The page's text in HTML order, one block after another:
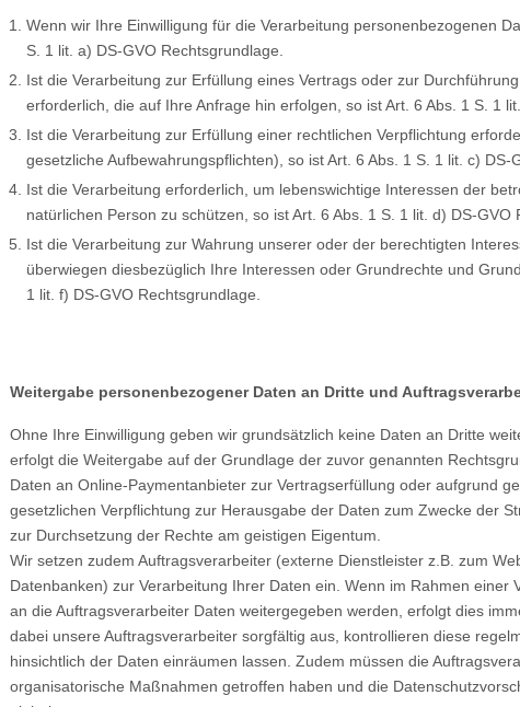
Wenn wir Ihre Einwilligung für die Verarbeitung personenbezogenen
S. 1 lit. a) DS-GVO Rechtsgrundlage.
Ist die Verarbeitung zur Erfüllung eines Vertrags oder zur
erforderlich, die auf Ihre Anfrage hin erfolgen, so ist Art. 6 Abs. 1 S. 1
Ist die Verarbeitung zur Erfüllung einer rechtlichen Verpflichtung
gesetzliche Aufbewahrungspflichten), so ist Art. 6 Abs. 1 S. 1 lit. c) DS-
Ist die Verarbeitung erforderlich, um lebenswichtige Interessen der
natürlichen Person zu schützen, so ist Art. 6 Abs. 1 S. 1 lit. d) DS-GVO
Ist die Verarbeitung zur Wahrung unserer oder der berechtigten
überwiegen diesbezüglich Ihre Interessen oder Grundrechte und
1 lit. f) DS-GVO Rechtsgrundlage.
Weitergabe personenbezogener Daten an Dritte und
Ohne Ihre Einwilligung geben wir grundsätzlich keine Daten an Dritte
erfolgt die Weitergabe auf der Grundlage der zuvor genannten
Daten an Online-Paymentanbieter zur Vertragserfüllung oder aufgrund
gesetzlichen Verpflichtung zur Herausgabe der Daten zum Zwecke der
zur Durchsetzung der Rechte am geistigen Eigentum.
Wir setzen zudem Auftragsverarbeiter (externe Dienstleister z.B. zum
Datenbanken) zur Verarbeitung Ihrer Daten ein. Wenn im Rahmen einer
an die Auftragsverarbeiter Daten weitergegeben werden, erfolgt dies
dabei unsere Auftragsverarbeiter sorgfältig aus, kontrollieren diese
hinsichtlich der Daten einräumen lassen. Zudem müssen die
organisatorische Maßnahmen getroffen haben und die